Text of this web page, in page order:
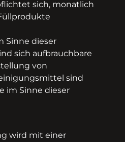
sich, monatlich
Sinne dieser
sich aufbrauchbare
von
sind
im Sinne dieser
wird mit einer